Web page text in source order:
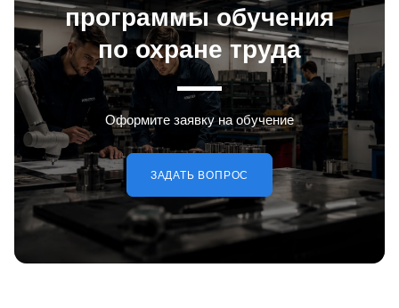
программы обучения
по охране труда
Оформите заявку на обучение
ЗАДАТЬ ВОПРОС